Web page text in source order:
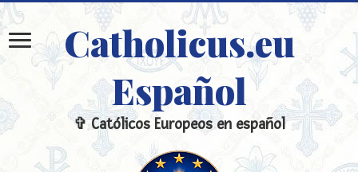
Catholicus.eu
Español
✞ Católicos Europeos en español